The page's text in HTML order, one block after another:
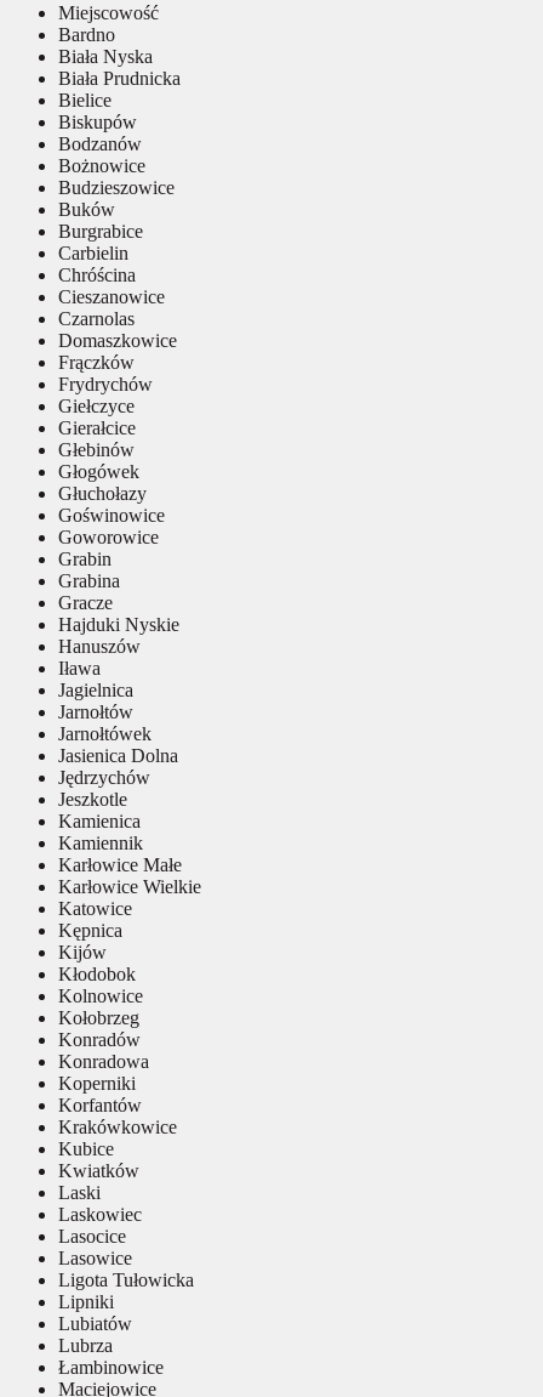
Miejscowość
Bardno
Biała Nyska
Biała Prudnicka
Bielice
Biskupów
Bodzanów
Bożnowice
Budzieszowice
Buków
Burgrabice
Carbielin
Chróścina
Cieszanowice
Czarnolas
Domaszkowice
Frączków
Frydrychów
Giełczyce
Gierałcice
Głebinów
Głogówek
Głuchołazy
Goświnowice
Goworowice
Grabin
Grabina
Gracze
Hajduki Nyskie
Hanuszów
Iława
Jagielnica
Jarnołtów
Jarnołtówek
Jasienica Dolna
Jędrzychów
Jeszkotle
Kamienica
Kamiennik
Karłowice Małe
Karłowice Wielkie
Katowice
Kępnica
Kijów
Kłodobok
Kolnowice
Kołobrzeg
Konradów
Konradowa
Koperniki
Korfantów
Krakówkowice
Kubice
Kwiatków
Laski
Laskowiec
Lasocice
Lasowice
Ligota Tułowicka
Lipniki
Lubiatów
Lubrza
Łambinowice
Maciejowice